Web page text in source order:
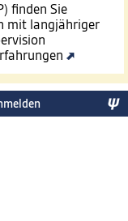
finden Sie
mit langjähriger